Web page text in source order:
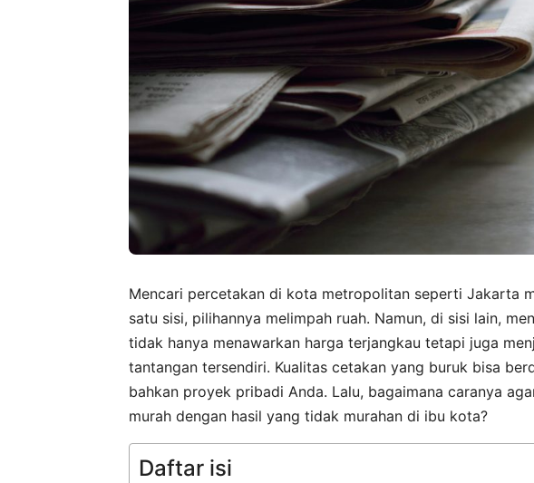
Mencari percetakan di kota metropolitan seperti Jakarta
satu sisi, pilihannya melimpah ruah. Namun, di sisi lain,
tidak hanya menawarkan harga terjangkau tetapi juga
tantangan tersendiri. Kualitas cetakan yang buruk bisa
bahkan proyek pribadi Anda. Lalu, bagaimana caranya
murah dengan hasil yang tidak murahan di ibu kota?
Daftar isi